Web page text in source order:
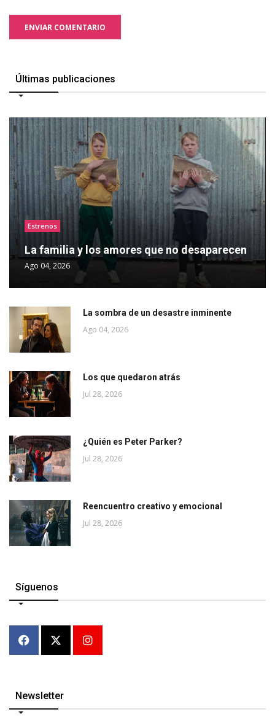
ENVIAR COMENTARIO
Últimas publicaciones
Estrenos
La familia y los amores que no desaparecen
Ago 04, 2026
La sombra de un desastre inminente
Ago 04, 2026
Los que quedaron atrás
Jul 28, 2026
¿Quién es Peter Parker?
Jul 28, 2026
Reencuentro creativo y emocional
Jul 28, 2026
Síguenos
Newsletter